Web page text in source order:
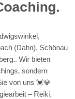
(Dahn), Schönau
Wir bieten
sondern
von uns 💓️💎
– Reiki,